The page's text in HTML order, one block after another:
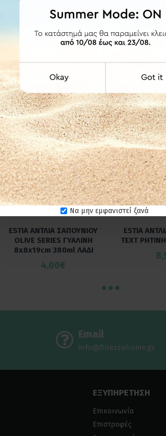
Να μην εμφανιστεί ξανά
ΛΕΠΤΟΜΕΡΕΙΕΣ
ESTIA ΑΝΤΛΙΑ ΣΑΠΟΥΝΙΟΥ
OLIVE SERIES ΓΥΑΛΙΝΗ
8x8x19cm 380ml ΛΑΔΙ
4,00€
ESTIA
TEXT
Email
info@finezzahome.gr
ΕΞΥΠΗΡΕΤΗΣΗ
Επικοινωνία
Επιστροφές